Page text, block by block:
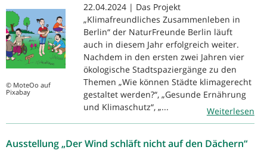
© MoteOo auf
Pixabay
22.04.2024 | Das Projekt
„Klimafreundliches Zusammenleben in
Berlin“ der NaturFreunde Berlin läuft
auch in diesem Jahr erfolgreich weiter.
Nachdem in den ersten zwei Jahren vier
ökologische Stadtspaziergänge zu den
Themen „Wie können Städte klimagerecht
gestaltet werden?“, „Gesunde Ernährung
und Klimaschutz“, „...
Weiterlesen
Ausstellung „Der Wind schläft nicht auf den Dächern“